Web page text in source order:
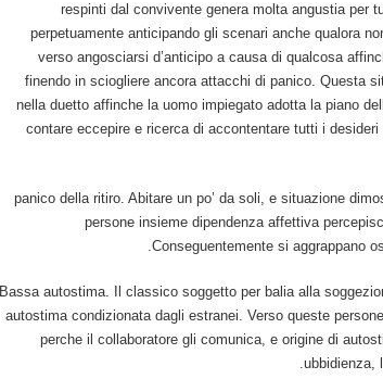
respinti dal convivente genera molta angustia per
perpetuamente anticipando gli scenari anche qualora
verso angosciarsi d’anticipo a causa di qualcosa
finendo in sciogliere ancora attacchi di panico. Questa
nella duetto affinche la uomo impiegato adotta la piano
contare eccepire e ricerca di accontentare tutti i
#3 panico della ritiro. Abitare un po’ da soli, e situazione
persone insieme dipendenza affettiva
Conseguentemente si aggrappano
#4 Bassa autostima. Il classico soggetto per balia alla
autostima condizionata dagli estranei. Verso queste
perche il collaboratore gli comunica, e origine di
ubbidienza,